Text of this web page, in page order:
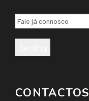
CONTACTOS